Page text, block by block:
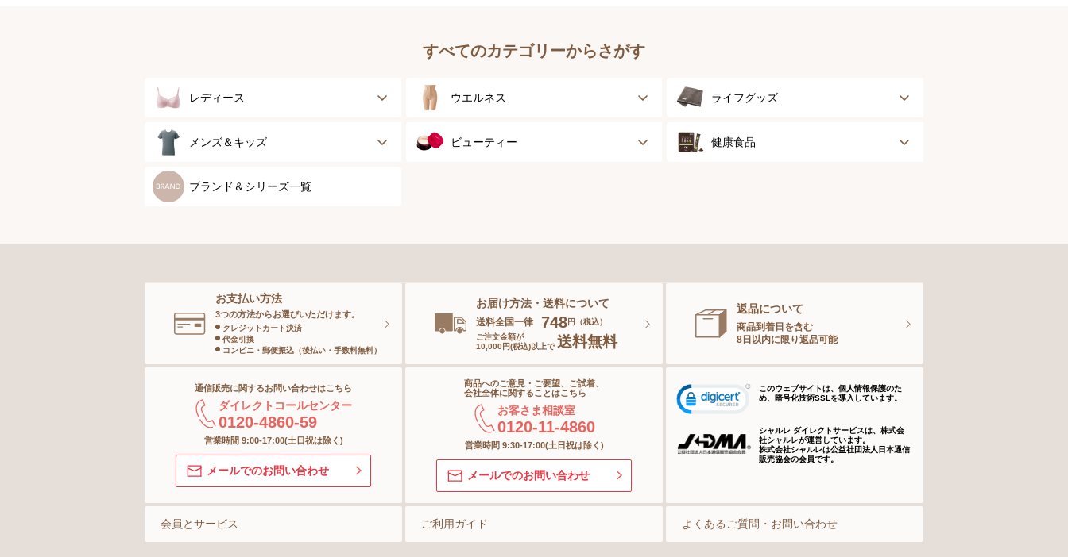
すべてのカテゴリーからさがす
レディース
ブラジャー
ブラジャーパッド
ランジェリー
インナー
ボトム
ショーツ
ストッキング＆タイツ
ソックス
ウエルネス
健康サポート
ライフグッズ
アウター
メンズ＆キッズ
メンズトップ
キッズ＆ベビー
ビューティー
ボディーケア
ヘアケア
オーラルケア
スキンケアグッズ
健康食品
ブランド＆シリーズ一覧
お支払い方法
3つの方法からお選びいただけます。
クレジットカート決済
代金引換
コンビニ・郵便振込（後払い・手数料無料）
お届け方法・送料について
送料全国一律 748円（税込）
ご注文金額が
10,000円(税込)以上で 送料無料
返品について
商品到着日を含む
8日以内に限り返品可能
通信販売に関するお問い合わせはこちら
ダイレクトコールセンター
0120-4860-59
営業時間 9:00-17:00(土日祝は除く)
メールでのお問い合わせ
商品へのご意見・ご要望、ご試着、
会社全体に関することはこちら
お客さま相談室
0120-11-4860
営業時間 9:30-17:00(土日祝は除く)
メールでのお問い合わせ
会員とサービス ご利用ガイド よくあるご質問・お問い合わせ
このウェブサイトは、個人情報保護のた
め、暗号化技術SSLを導入しています。
シャルレ ダイレクトサービスは、株式会
社シャルレが運営しています。
株式会社シャルレは公益社団法人日本通信
販売協会の会員です。